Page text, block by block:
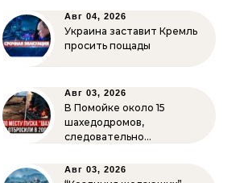
Авг 04, 2026
Украина заставит Кремль
просить пощады
Авг 03, 2026
В Помойке около 15
шахедодромов,
следовательно…
Авг 03, 2026